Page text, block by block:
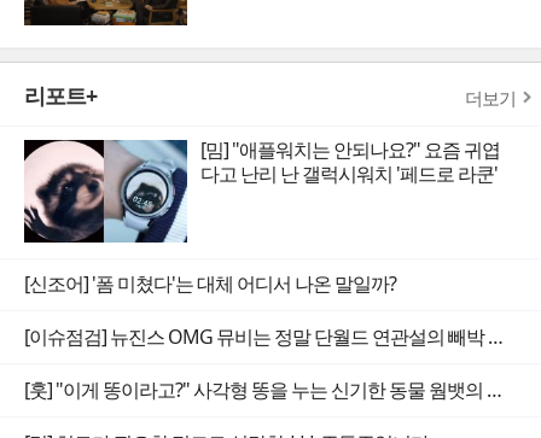
리포트+ 더보기
[밈] "애플워치는 안되나요?" 요즘 귀엽
다고 난리 난 갤럭시워치 '페드로 라쿤'
[신조어] '폼 미쳤다'는 대체 어디서 나온 말일까?
[이슈점검] 뉴진스 OMG 뮤비는 정말 단월드 연관설의 빼박 증거일까
[훗] "이게 똥이라고?" 사각형 똥을 누는 신기한 동물 웜뱃의 비밀